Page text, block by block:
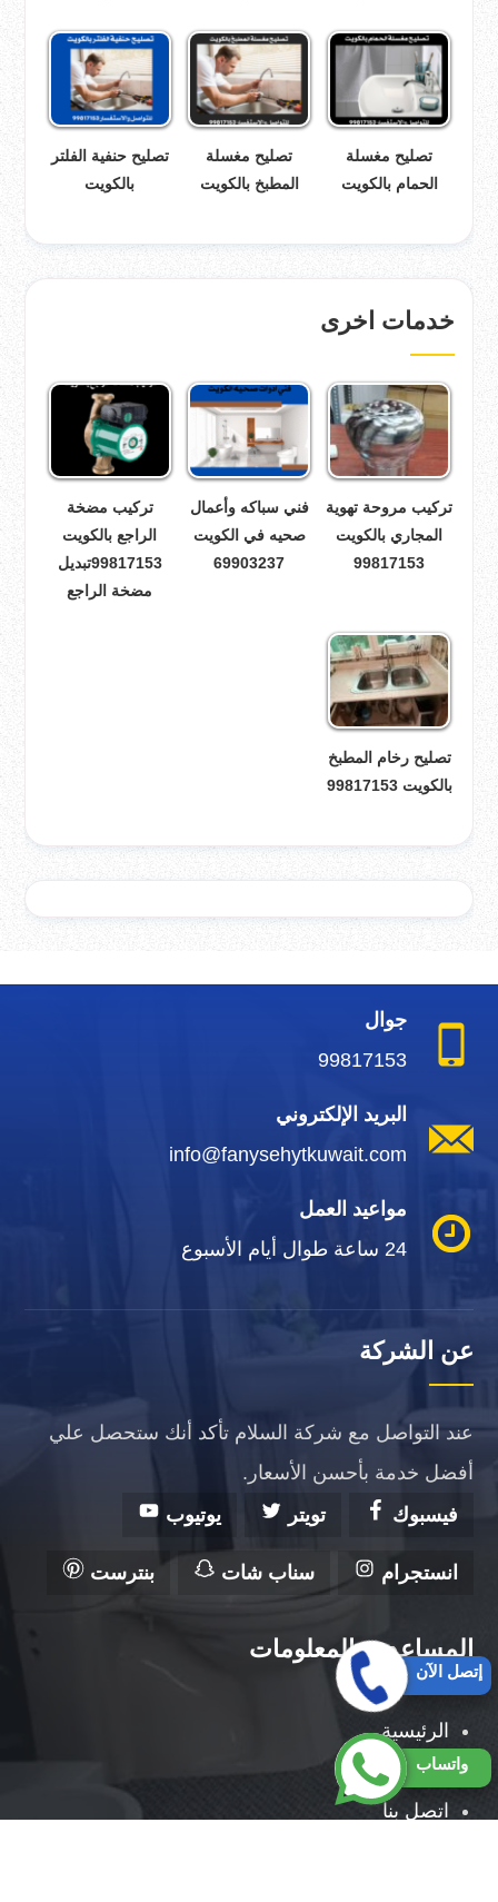
تصليح مغسلة
الحمام بالكويت
تصليح مغسلة
المطبخ بالكويت
تصليح حنفية الفلتر
بالكويت
خدمات اخرى
تركيب مروحة تهوية
المجاري بالكويت
99817153
فني سباكه وأعمال
صحيه في الكويت
69903237
تركيب مضخة
الراجع بالكويت
99817153تبديل
مضخة الراجع
تصليح رخام المطبخ
بالكويت 99817153
جوال
99817153
البريد الإلكتروني
info@fanysehytkuwait.com
مواعيد العمل
24 ساعة طوال أيام الأسبوع
عن الشركة
عند التواصل مع شركة السلام تأكد أنك ستحصل علي
أفضل خدمة بأحسن الأسعار.
فيسبوك
تويتر يوتيوب
انستجرام سناب شات بنترست
المساعدة والمعلومات
الرئيسية
من نحن
اتصل بنا
واتساب
إتصل الآن